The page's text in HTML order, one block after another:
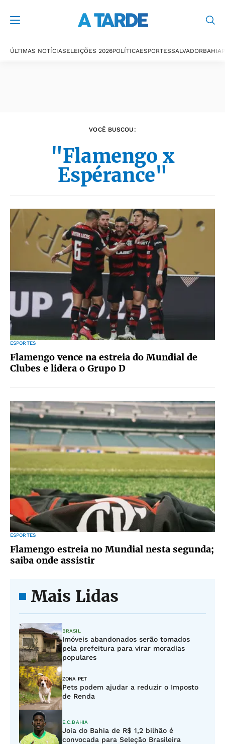
ÚLTIMAS NOTÍCIASELEIÇÕES 2026POLÍTICAESPORTESSALVADORBAHIA
VOCÊ BUSCOU:
"Flamengo x
Espérance"
ESPORTES
Flamengo vence na estreia do Mundial de
Clubes e lidera o Grupo D
ESPORTES
Flamengo estreia no Mundial nesta segunda;
saiba onde assistir
Mais Lidas
BRASIL
Imóveis abandonados serão tomados
pela prefeitura para virar moradias
populares
ZONA PET
Pets podem ajudar a reduzir o Imposto
de Renda
E.C.BAHIA
Joia do Bahia de R$ 1,2 bilhão é
convocada para Seleção Brasileira